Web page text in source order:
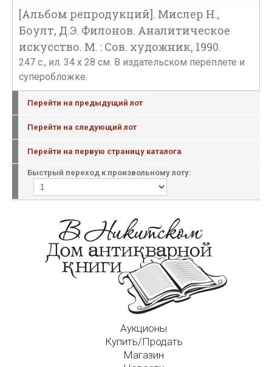
[Альбом репродукций]. Мислер Н.,
Боулт, Д.Э. Филонов. Аналитическое
искусство. М. : Сов. художник, 1990.
247 с., ил. 34 х 28 см. В издательском переплете и
суперобложке.
Перейти на предыдущий лот
Перейти на следующий лот
Перейти на первую страницу каталога
Быстрый переход к произвольному лоту:
Аукционы
Купить/Продать
Магазин